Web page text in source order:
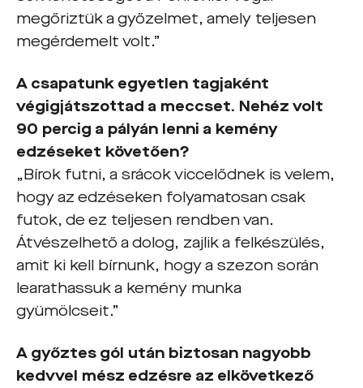
megőriztük a győzelmet, amely teljesen
megérdemelt volt.”
A csapatunk egyetlen tagjaként
végigjátszottad a meccset. Nehéz volt
90 percig a pályán lenni a kemény
edzéseket követően?
„Bírok futni, a srácok viccelődnek is velem,
hogy az edzéseken folyamatosan csak
futok, de ez teljesen rendben van.
Átvészelhető a dolog, zajlik a felkészülés,
amit ki kell bírnunk, hogy a szezon során
learathassuk a kemény munka
gyümölcseit.”
A győztes gól után biztosan nagyobb
kedvvel mész edzésre az elkövetkező